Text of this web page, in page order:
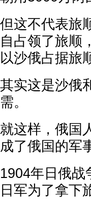
但这不代表旅
自占领了旅顺
以沙俄占据旅
其实这是沙俄
需。
就这样，俄国
成了俄国的军
1904年日俄战
日军为了拿下